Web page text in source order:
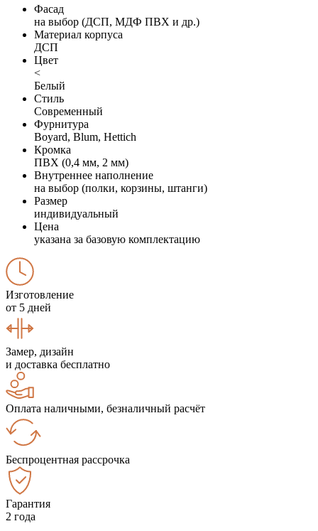
Фасад
на выбор (ДСП, МДФ ПВХ и др.)
Материал корпуса
ДСП
Цвет
<
Белый
Стиль
Современный
Фурнитура
Boyard, Blum, Hettich
Кромка
ПВХ (0,4 мм, 2 мм)
Внутреннее наполнение
на выбор (полки, корзины, штанги)
Размер
индивидуальный
Цена
указана за базовую комплектацию
Изготовление
от 5 дней
Замер, дизайн
и доставка бесплатно
Оплата наличными, безналичный расчёт
Беспроцентная рассрочка
Гарантия
2 года